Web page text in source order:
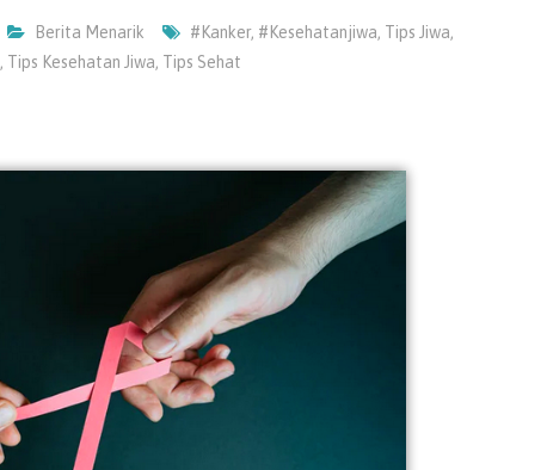
Berita Menarik #kanker, #kesehatanjiwa, Tips Jiwa,
, Tips Kesehatan Jiwa, Tips Sehat